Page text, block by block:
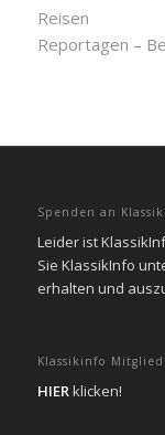
Reisen
Reportagen –
Spenden an
Leider ist
Sie KlassikInfo
erhalten und
Klassikinfo
HIERklicken!